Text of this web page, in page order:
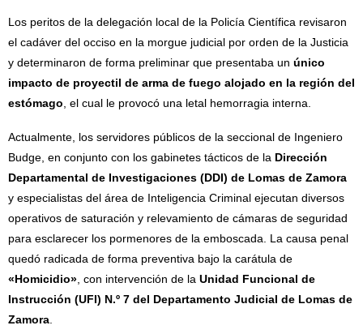
Los peritos de la delegación local de la Policía Científica revisaron
el cadáver del occiso en la morgue judicial por orden de la Justicia
y determinaron de forma preliminar que presentaba un único
impacto de proyectil de arma de fuego alojado en la región del
estómago, el cual le provocó una letal hemorragia interna.
Actualmente, los servidores públicos de la seccional de Ingeniero
Budge, en conjunto con los gabinetes tácticos de la Dirección
Departamental de Investigaciones (DDI) de Lomas de Zamora
y especialistas del área de Inteligencia Criminal ejecutan diversos
operativos de saturación y relevamiento de cámaras de seguridad
para esclarecer los pormenores de la emboscada. La causa penal
quedó radicada de forma preventiva bajo la carátula de
«Homicidio», con intervención de la Unidad Funcional de
Instrucción (UFI) N.º 7 del Departamento Judicial de Lomas de
Zamora.